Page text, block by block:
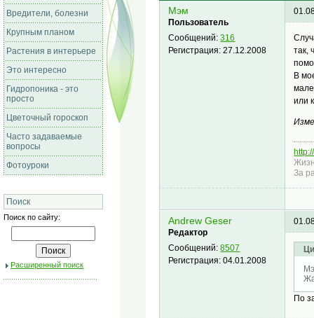
Вредители, болезни
Крупным планом
Растения в интерьере
Это интересно
Гидропоника - это
просто
Цветочный гороскоп
Часто задаваемые
вопросы
Фотоуроки
Поиск
Поиск по сайту:
Расширенный поиск
Мэм
Пользователь
Сообщений:316
Регистрация:27.12.2008
так,
В
или
За
Andrew Geser
Редактор
Сообщений:8507
Регистрация:04.01.2008
По